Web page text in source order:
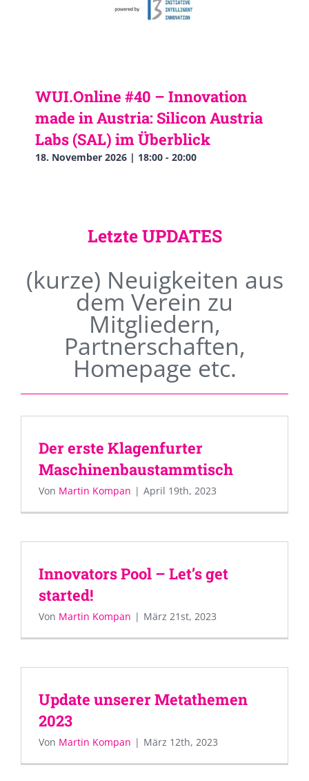
WUI.Online #40 – Innovation
made in Austria: Silicon Austria
Labs (SAL) im Überblick
18. November 2026 | 18:00 - 20:00
Letzte UPDATES
(kurze) Neuigkeiten aus
dem Verein zu
Mitgliedern,
Partnerschaften,
Homepage etc.
Der erste Klagenfurter
Maschinenbaustammtisch
Von Martin Kompan | April 19th, 2023
Innovators Pool – Let’s get
started!
Von Martin Kompan | März 21st, 2023
Update unserer Metathemen
2023
Von Martin Kompan | März 12th, 2023